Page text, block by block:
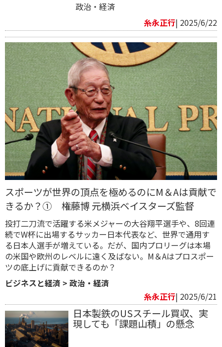
政治・経済
糸永正行| 2025/6/22
スポーツが世界の頂点を極めるのにM＆Aは貢献で
きるか？① 権藤博 元横浜ベイスターズ監督
投打二刀流で活躍する米メジャーの大谷翔平選手や、8回連
続でW杯に出場するサッカー日本代表など、世界で通用す
る日本人選手が増えている。だが、国内プロリーグは本場
の米国や欧州のレベルに遠く及ばない。M＆Aはプロスポー
ツの底上げに貢献できるのか？
ビジネスと経済 > 政治・経済
糸永正行| 2025/6/21
日本製鉄のUSスチール買収、実
現しても「課題山積」の懸念